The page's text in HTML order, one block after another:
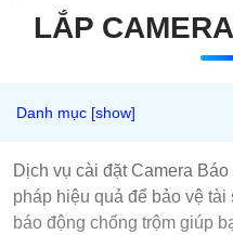
LẮP
Dịch vụ cài đặt Camera
giải pháp hiệu quả để
Camera báo động chống